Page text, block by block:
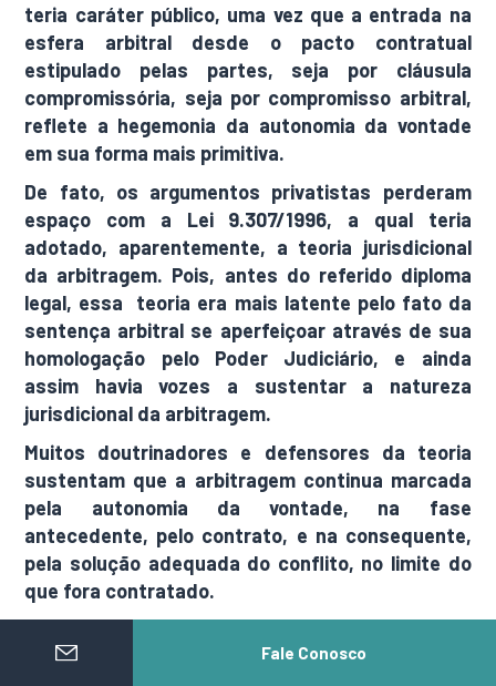
teria caráter público, uma vez que a entrada na
esfera arbitral desde o pacto contratual
estipulado pelas partes, seja por cláusula
compromissória, seja por compromisso arbitral,
reflete a hegemonia da autonomia da vontade
em sua forma mais primitiva.
De fato, os argumentos privatistas perderam
espaço com a Lei 9.307/1996, a qual teria
adotado, aparentemente, a teoria jurisdicional
da arbitragem. Pois, antes do referido diploma
legal, essa teoria era mais latente pelo fato da
sentença arbitral se aperfeiçoar através de sua
homologação pelo Poder Judiciário, e ainda
assim havia vozes a sustentar a natureza
jurisdicional da arbitragem.
Muitos doutrinadores e defensores da teoria
sustentam que a arbitragem continua marcada
pela autonomia da vontade, na fase
antecedente, pelo contrato, e na consequente,
pela solução adequada do conflito, no limite do
que fora contratado.
correntes publicistas e as privatistas, tenta-se
Fale Conosco